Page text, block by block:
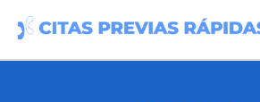
contenido